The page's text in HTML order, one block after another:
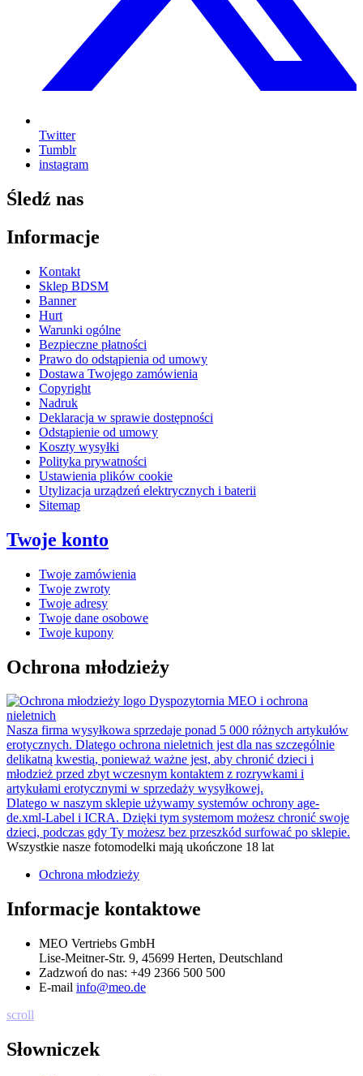
Twitter
Tumblr
instagram
Śledź nas
Informacje
Kontakt
Sklep BDSM
Banner
Hurt
Warunki ogólne
Bezpieczne płatności
Prawo do odstąpienia od umowy
Dostawa Twojego zamówienia
Copyright
Nadruk
Deklaracja w sprawie dostępności
Odstąpienie od umowy
Koszty wysyłki
Polityka prywatności
Ustawienia plików cookie
Utylizacja urządzeń elektrycznych i baterii
Sitemap
Twoje konto
Twoje zamówienia
Twoje zwroty
Twoje adresy
Twoje dane osobowe
Twoje kupony
Ochrona młodzieży
Dyspozytornia MEO i ochrona
nieletnich
Nasza firma wysyłkowa sprzedaje ponad 5 000 różnych artykułów
erotycznych. Dlatego ochrona nieletnich jest dla nas szczególnie
delikatną kwestią, ponieważ ważne jest, aby chronić dzieci i
młodzież przed zbyt wczesnym kontaktem z rozrywkami i
artykułami erotycznymi w sprzedaży wysyłkowej.
Dlatego w naszym sklepie używamy systemów ochrony age-
de.xml-Label i ICRA. Dzięki tym systemom możesz chronić swoje
dzieci, podczas gdy Ty możesz bez przeszkód surfować po sklepie.
Wszystkie nasze fotomodelki mają ukończone 18 lat
Ochrona młodzieży
Informacje kontaktowe
MEO Vertriebs GmbH
Lise-Meitner-Str. 9, 45699 Herten, Deutschland
Zadzwoń do nas: +49 2366 500 500
E-mail info@meo.de
scroll
Słowniczek